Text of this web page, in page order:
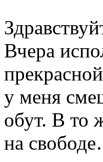
Вчера
у меня
обут. В то
на